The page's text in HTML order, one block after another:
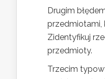
Drugim
przedmiotami,
Zidentyfikuj
przedmioty.
Trzecim